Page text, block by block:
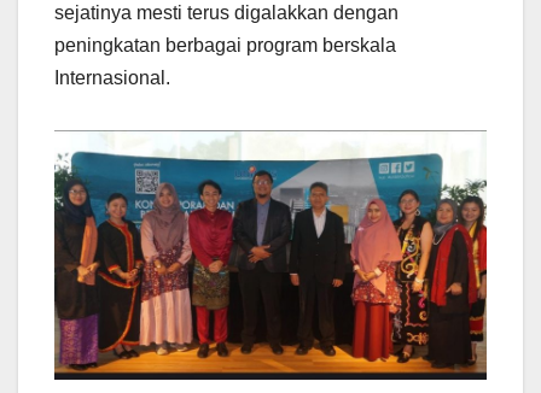
sejatinya mesti terus digalakkan dengan
peningkatan berbagai program berskala
Internasional.